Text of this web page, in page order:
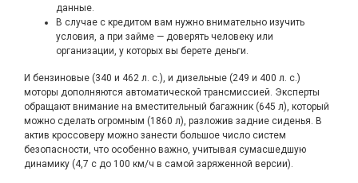
данные.
В случае с кредитом вам нужно внимательно изучить
условия, а при займе — доверять человеку или
организации, у которых вы берете деньги.
И бензиновые (340 и 462 л. с.), и дизельные (249 и 400 л. с.)
моторы дополняются автоматической трансмиссией. Эксперты
обращают внимание на вместительный багажник (645 л), который
можно сделать огромным (1860 л), разложив задние сиденья. В
актив кроссоверу можно занести большое число систем
безопасности, что особенно важно, учитывая сумасшедшую
динамику (4,7 с до 100 км/ч в самой заряженной версии).